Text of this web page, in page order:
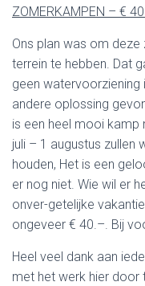
ZOMERKAMPEN – €
Ons plan was om
terrein te hebben. Dat
geen watervoorziening
andere oplossing
is een heel mooi kamp
juli – 1 augustus zullen
houden, Het is een
er nog niet. Wie wil er
onver-getelijke
ongeveer € 40.–. Bij
Heel veel dank aan
met het werk hier door